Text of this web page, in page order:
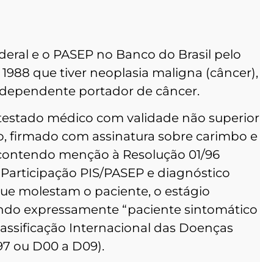
e o PASEP no Banco do Brasil pelo
que tiver neoplasia maligna (câncer),
portador de câncer.
médico com validade não superior
firmado com assinatura sobre carimbo e
menção à Resolução 01/96
PIS/PASEP e diagnóstico
molestam o paciente, o estágio
expressamente “paciente sintomático
Internacional das Doenças
ou D00 a D09).